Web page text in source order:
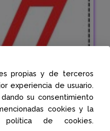
propias y de terceros
experiencia de usuario.
su consentimiento
cookies y la
de cookies.